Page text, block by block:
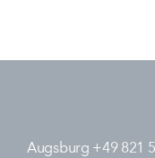
Augsburg +49 821